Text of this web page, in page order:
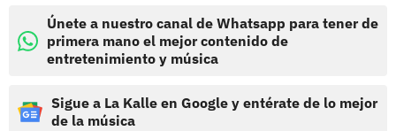
Únete a nuestro canal de Whatsapp para tener de
primera mano el mejor contenido de
entretenimiento y música
Sigue a La Kalle en Google y entérate de lo mejor
de la música